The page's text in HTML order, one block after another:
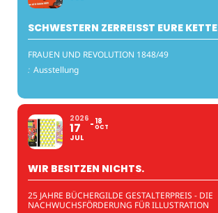
SCHWESTERN ZERREISST EURE KETTEN
FRAUEN UND REVOLUTION 1848/49
: Ausstellung
2026
17
JUL
18
OCT
WIR BESITZEN NICHTS.
25 JAHRE BÜCHERGILDE GESTALTERPREIS - DIE
NACHWUCHSFÖRDERUNG FÜR ILLUSTRATION